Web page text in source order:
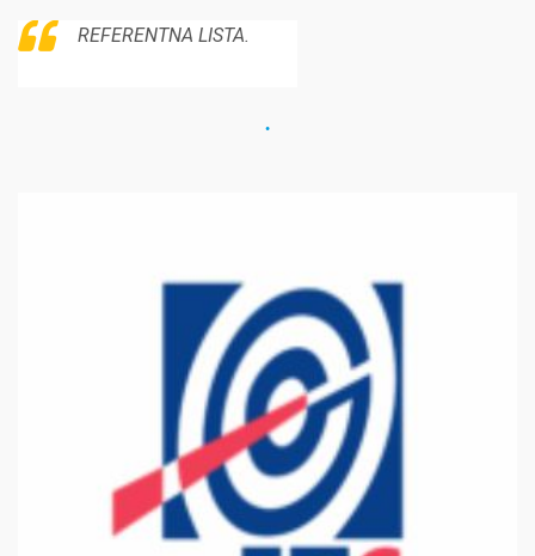
REFERENTNA LISTA.